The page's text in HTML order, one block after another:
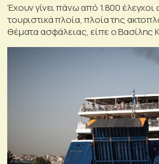
Έχουν γίνει πάνω από 1.800
τουριστικά πλοία, πλοία της
θέματα ασφάλειας, είπε ο Βασίλης